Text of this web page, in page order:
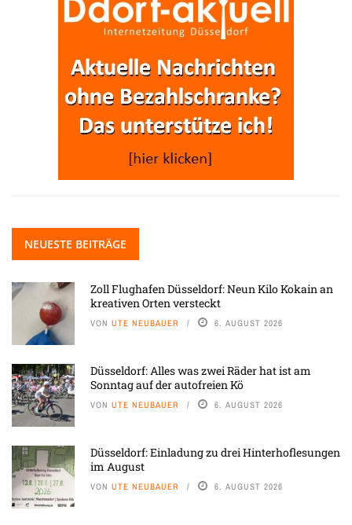
NEUESTE BEITRÄGE
Zoll Flughafen Düsseldorf: Neun Kilo Kokain an
kreativen Orten versteckt
VON UTE NEUBAUER 6. AUGUST 2026
Düsseldorf: Alles was zwei Räder hat ist am
Sonntag auf der autofreien Kö
VON UTE NEUBAUER 6. AUGUST 2026
Düsseldorf: Einladung zu drei Hinterhoflesungen
im August
VON UTE NEUBAUER 6. AUGUST 2026